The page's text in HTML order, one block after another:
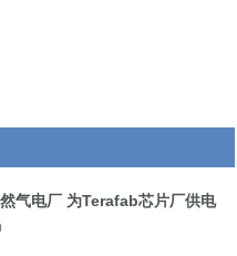
气电厂 为Terafab芯片厂供电